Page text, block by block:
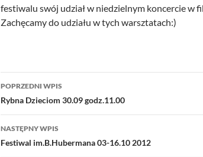
festiwalu swój udział w niedzielnym koncercie w
Zachęcamy do udziału w tych warsztatach:)
Nawigacja
wpisu
POPRZEDNI WPIS
Rybna Dzieciom 30.09 godz.11.00
NASTĘPNY WPIS
Festiwal im.B.Hubermana 03-16.10 2012